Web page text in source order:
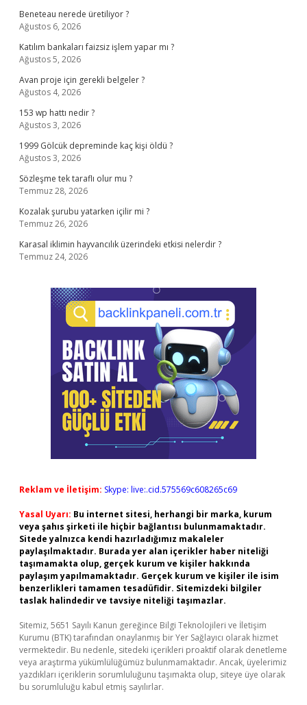
Beneteau nerede üretiliyor ?
Ağustos 6, 2026
Katılım bankaları faizsiz işlem yapar mı ?
Ağustos 5, 2026
Avan proje için gerekli belgeler ?
Ağustos 4, 2026
153 wp hattı nedir ?
Ağustos 3, 2026
1999 Gölcük depreminde kaç kişi öldü ?
Ağustos 3, 2026
Sözleşme tek taraflı olur mu ?
Temmuz 28, 2026
Kozalak şurubu yatarken içilir mi ?
Temmuz 26, 2026
Karasal iklimin hayvancılık üzerindeki etkisi nelerdir ?
Temmuz 24, 2026
Reklam ve İletişim: Skype: live:.cid.575569c608265c69
Yasal Uyarı: Bu internet sitesi, herhangi bir marka, kurum
veya şahıs şirketi ile hiçbir bağlantısı bulunmamaktadır.
Sitede yalnızca kendi hazırladığımız makaleler
paylaşılmaktadır. Burada yer alan içerikler haber niteliği
taşımamakta olup, gerçek kurum ve kişiler hakkında
paylaşım yapılmamaktadır. Gerçek kurum ve kişiler ile isim
benzerlikleri tamamen tesadüfidir. Sitemizdeki bilgiler
taslak halindedir ve tavsiye niteliği taşımazlar.
Sitemiz, 5651 Sayılı Kanun gereğince Bilgi Teknolojileri ve İletişim
Kurumu (BTK) tarafından onaylanmış bir Yer Sağlayıcı olarak hizmet
vermektedir. Bu nedenle, sitedeki içerikleri proaktif olarak denetleme
veya araştırma yükümlülüğümüz bulunmamaktadır. Ancak, üyelerimiz
yazdıkları içeriklerin sorumluluğunu taşımakta olup, siteye üye olarak
bu sorumluluğu kabul etmiş sayılırlar.